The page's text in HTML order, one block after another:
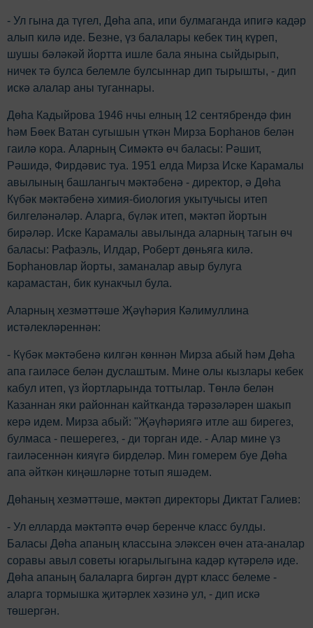
- Ул гына да түгел, Дөһа апа, ипи булмаганда ипигә кадәр
алып килә иде. Безне, үз балалары кебек тиң күреп,
шушы бәләкәй йортта ишле бала янына сыйдырып,
ничек тә булса белемле булсыннар дип тырышты, - дип
искә алалар аны туганнары.
Дөһа Кадыйрова 1946 нчы елның 12 сентябрендә фин
hәм Бөек Ватан сугышын үткән Мирза Борhанов белән
гаилә кора. Аларның Симәктә өч баласы: Рәшит,
Рәшидә, Фирдәвис туа. 1951 елда Мирза Иске Карамалы
авылының башлангыч мәктәбенә - директор, ә Дөһа
Күбәк мәктәбенә химия-биология укытучысы итеп
билгеләнәләр. Аларга, бүләк итеп, мәктәп йортын
бирәләр. Иске Карамалы авылында аларның тагын өч
баласы: Рафаэль, Илдар, Роберт дөньяга килә.
Борһановлар йорты, заманалар авыр булуга
карамастан, бик кунакчыл була.
Аларның хезмәттәше Җәүһәрия Кәлимуллина
истәлекләреннән:
- Күбәк мәктәбенә килгән көннән Мирза абый һәм Дөһа
апа гаиләсе белән дуслаштым. Мине олы кызлары кебек
кабул итеп, үз йортларында тоттылар. Төнлә белән
Казаннан яки районнан кайтканда тәрәзәләрен шакып
керә идем. Мирза абый: "Җәүһәриягә итле аш бирегез,
булмаса - пешерегез, - ди торган иде. - Алар мине үз
гаиләсеннән кияүгә бирделәр. Мин гомерем буе Дөһа
апа әйткән киңәшләрне тотып яшәдем.
Дөһаның хезмәттәше, мәктәп директоры Диктат Галиев:
- Ул елларда мәктәптә өчәр беренче класс булды.
Баласы Дөһа апаның классына эләксен өчен ата-аналар
соравы авыл советы югарылыгына кадәр күтәрелә иде.
Дөһа апаның балаларга биргән дүрт класс белеме -
аларга тормышка җитәрлек хәзинә ул, - дип искә
төшергән.